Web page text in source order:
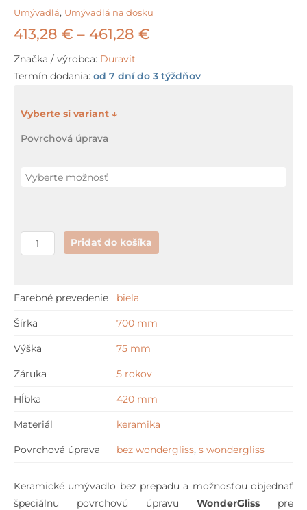
Umývadlá, Umývadlá na dosku
413,28 € – 461,28 €
413,28 €
Značka / výrobca: Duravit
Termín dodania: od 7 dní do 3 týždňov
Povrchová úprava
množstvo
Pridať do košíka
Farebné prevedenie biela
Šírka 700 mm
Výška 75 mm
Záruka 5 rokov
Hĺbka 420 mm
Materiál keramika
Povrchová úprava bez wondergliss, s wondergliss
Keramické umývadlo bez prepadu a možnosťou objednať
špeciálnu povrchovú úpravu WonderGliss pre